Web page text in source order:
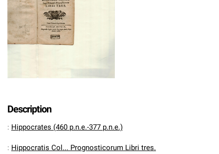
Description
: Hippocrates (460 p.n.e.-377 p.n.e.)
: Hippocratis Col... Prognosticorum Libri tres.